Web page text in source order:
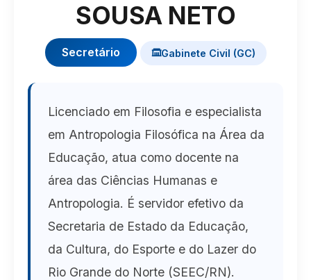
SOUSA NETO
Secretário Gabinete Civil (GC)
Licenciado em Filosofia e especialista
em Antropologia Filosófica na Área da
Educação, atua como docente na
área das Ciências Humanas e
Antropologia. É servidor efetivo da
Secretaria de Estado da Educação,
da Cultura, do Esporte e do Lazer do
Rio Grande do Norte (SEEC/RN).